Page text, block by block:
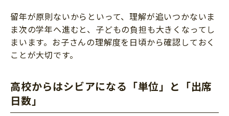
留年が原則ないからといって、理解が追いつかないま
ま次の学年へ進むと、子どもの負担も大きくなってし
まいます。お子さんの理解度を日頃から確認しておく
ことが大切です。
高校からはシビアになる「単位」と「出席
日数」